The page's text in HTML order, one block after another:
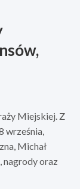
Miejskiej. Z
września,
Michał
nagrody oraz